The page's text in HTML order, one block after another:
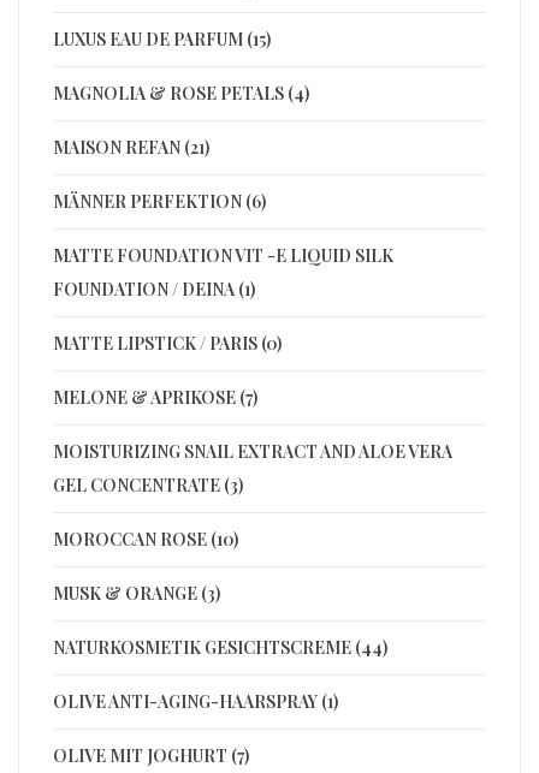
LUXUS EAU DE PARFUM (15)
MAGNOLIA & ROSE PETALS (4)
MAISON REFAN (21)
MÄNNER PERFEKTION (6)
MATTE FOUNDATION VIT -E LIQUID SILK
FOUNDATION / DEINA (1)
MATTE LIPSTICK / PARIS (0)
MELONE & APRIKOSE (7)
MOISTURIZING SNAIL EXTRACT AND ALOE VERA
GEL CONCENTRATE (3)
MOROCCAN ROSE (10)
MUSK & ORANGE (3)
NATURKOSMETIK GESICHTSCREME (44)
OLIVE ANTI-AGING-HAARSPRAY (1)
OLIVE MIT JOGHURT (7)